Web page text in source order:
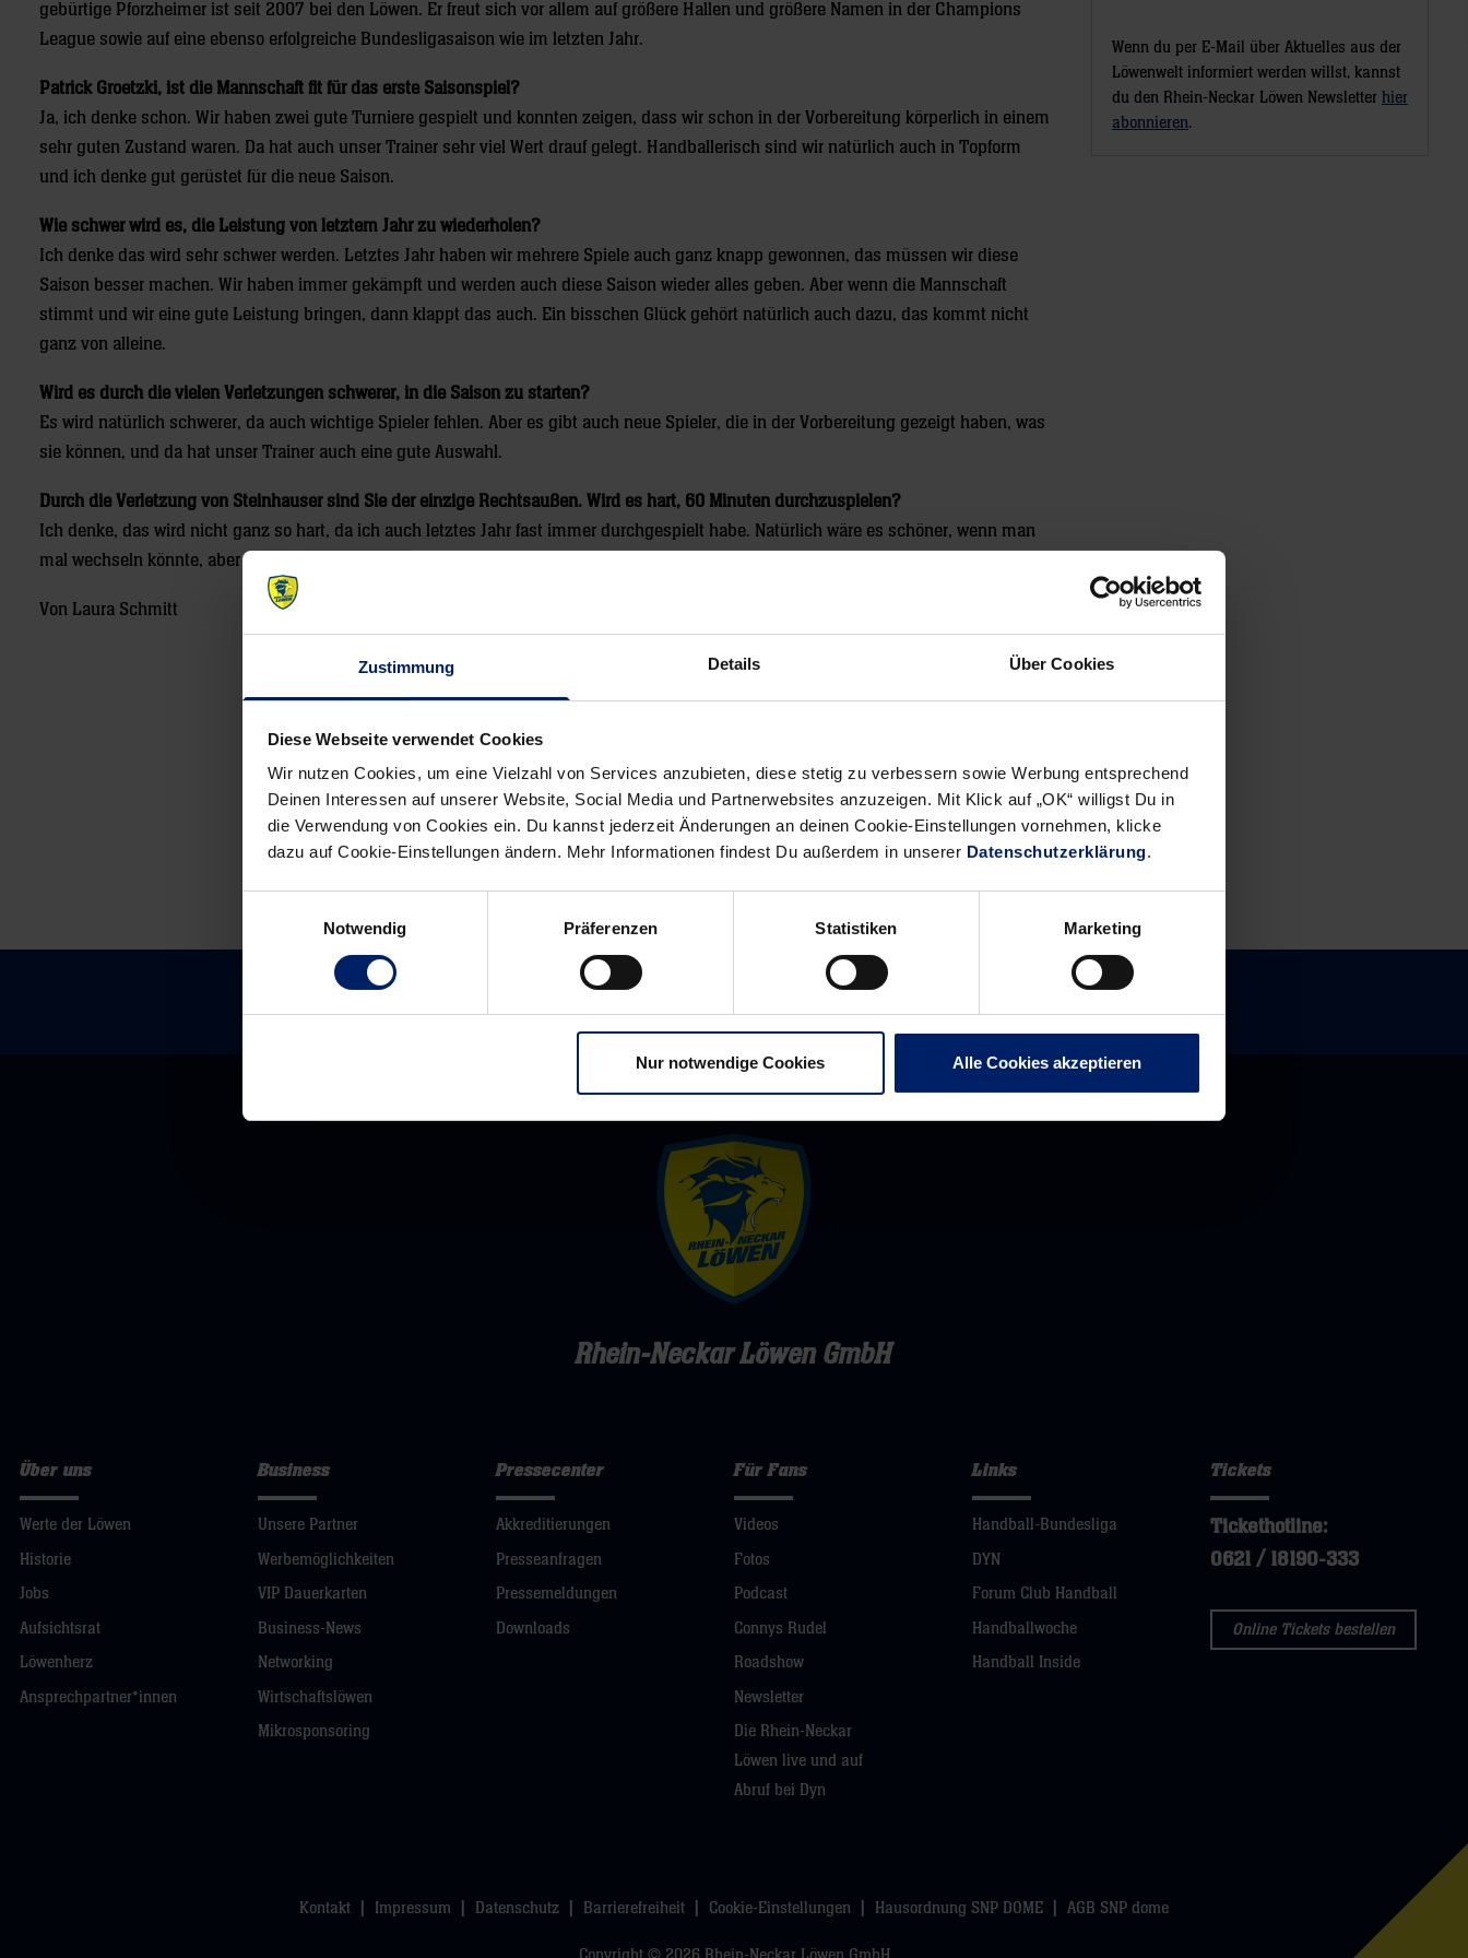
Zustimmung Details Über Cookies
Diese Webseite verwendet Cookies
Wir nutzen Cookies, um eine Vielzahl von Services anzubieten, diese stetig zu verbessern sowie Werbung entsprechend
Deinen Interessen auf unserer Website, Social Media und Partnerwebsites anzuzeigen. Mit Klick auf „OK“ willigst Du in
die Verwendung von Cookies ein. Du kannst jederzeit Änderungen an deinen Cookie-Einstellungen vornehmen, klicke
dazu auf Cookie-Einstellungen ändern. Mehr Informationen findest Du außerdem in unserer Datenschutzerklärung.
Notwendig
Präferenzen Statistiken Marketing
Nur notwendige Cookies Alle Cookies akzeptieren
gebürtige Pforzheimer ist seit 2007 bei den Löwen. Er freut sich vor allem auf größere Hallen und größere Namen in der Champions
League sowie auf eine ebenso erfolgreiche Bundesligasaison wie im letzten Jahr.
Patrick Groetzki, ist die Mannschaft fit für das erste Saisonspiel?
Ja, ich denke schon. Wir haben zwei gute Turniere gespielt und konnten zeigen, dass wir schon in der Vorbereitung körperlich in einem
sehr guten Zustand waren. Da hat auch unser Trainer sehr viel Wert drauf gelegt. Handballerisch sind wir natürlich auch in Topform
und ich denke gut gerüstet für die neue Saison.
Wie schwer wird es, die Leistung von letztem Jahr zu wiederholen?
Ich denke das wird sehr schwer werden. Letztes Jahr haben wir mehrere Spiele auch ganz knapp gewonnen, das müssen wir diese
Saison besser machen. Wir haben immer gekämpft und werden auch diese Saison wieder alles geben. Aber wenn die Mannschaft
stimmt und wir eine gute Leistung bringen, dann klappt das auch. Ein bisschen Glück gehört natürlich auch dazu, das kommt nicht
ganz von alleine.
Wird es durch die vielen Verletzungen schwerer, in die Saison zu starten?
Es wird natürlich schwerer, da auch wichtige Spieler fehlen. Aber es gibt auch neue Spieler, die in der Vorbereitung gezeigt haben, was
sie können, und da hat unser Trainer auch eine gute Auswahl.
Durch die Verletzung von Steinhauser sind Sie der einzige Rechtsaußen. Wird es hart, 60 Minuten durchzuspielen?
Ich denke, das wird nicht ganz so hart, da ich auch letztes Jahr fast immer durchgespielt habe. Natürlich wäre es schöner, wenn man
mal wechseln könnte, aber ich bin fit und freue mich auf die Spiele.
Von Laura Schmitt
Wenn du per E-Mail über Aktuelles aus der
Löwenwelt informiert werden willst, kannst
du den Rhein-Neckar Löwen Newsletter hier
abonnieren.
News:
Auf
den
Geschmack
gekommen
News:
Löwen
schlagen
vorsichtige
Töne
an
Rhein-Neckar Löwen GmbH
Über uns
Werte der Löwen
Historie
Jobs
Aufsichtsrat
Löwenherz
Ansprechpartner*innen
Business
Unsere Partner
Werbemöglichkeiten
VIP Dauerkarten
Business-News
Networking
Wirtschaftslöwen
Mikrosponsoring
Pressecenter
Akkreditierungen
Presseanfragen
Pressemeldungen
Downloads
Für Fans
Videos
Fotos
Podcast
Connys Rudel
Roadshow
Newsletter
Die Rhein-Neckar
Löwen live und auf
Abruf bei Dyn
Links
Handball-Bundesliga
DYN
Forum Club Handball
Handballwoche
Handball Inside
Tickets
Tickethotline:
0621 / 18190-333
Online Tickets bestellen
Kontakt Impressum Datenschutz Barrierefreiheit Cookie-Einstellungen Hausordnung SNP DOME AGB SNP dome